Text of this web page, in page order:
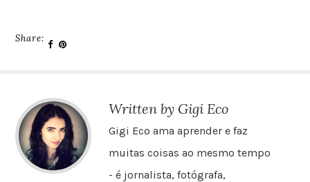
Share:
Written by Gigi Eco
Gigi Eco ama aprender e faz
muitas coisas ao mesmo tempo
- é jornalista, fotógrafa,